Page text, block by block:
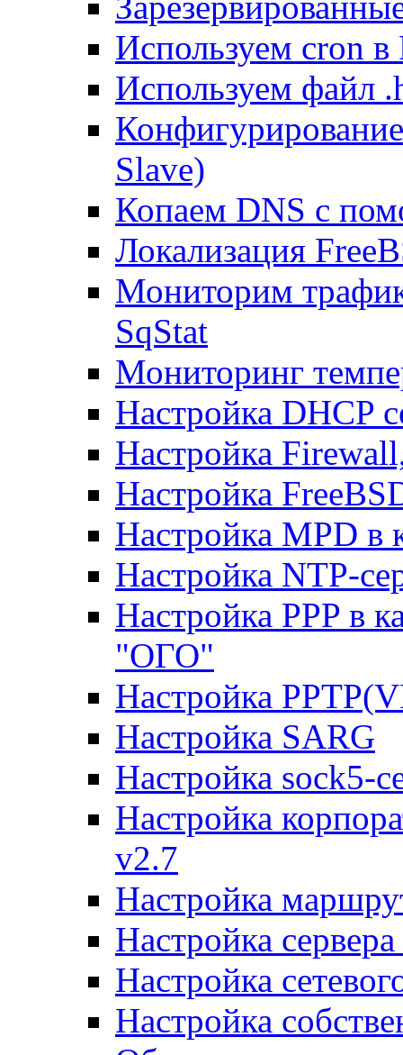
Используем cron в
Используем файл
Slave)
Копаем DNS с
Локализация
Мониторим
SqStat
Мониторинг
Настройка DHCP
Настройка
Настройка
Настройка MPD в
Настройка NTP-
Настройка PPP в
"ОГО"
Настройка
Настройка SARG
Настройка sock5-
Настройка
v2.7
Настройка
Настройка
Настройка
Настройка